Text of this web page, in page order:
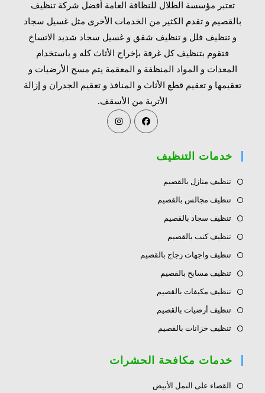
تعتبر مؤسسة الطلال للنظافة العامة أفضل شركة تنظيف
بالقصيم و تقدم الكثير من الخدمات الأخرى مثل غسيل سجاد
و تنظيف فلل و تنظيف شقق و غسيل سجاد شديد الاتساخ
فتقوم بتنظيف كل غرفة بإخراج الأثاث كله و باستخدام
المعدات و المواد المنظفة و المعقمة يتم مسح الأرضيات و
تعقيمها و تعقيم قطع الأثاث و المنافذ و تعقيم الجدران و إزالة
الأتربة من الأسقف.
Opens
Opens
خدمات التنظيف
تنظيف منازل بالقصيم
تنظيف مجالس بالقصيم
تنظيف سجاد بالقصيم
تنظيف كنب بالقصيم
تنظيف واجهات زجاج بالقصيم
تنظيف مسابح بالقصيم
تنظيف مكيفات بالقصيم
تنظيف أرضيات بالقصيم
تنظيف خزانات بالقصيم
خدمات مكافحة الحشرات
القضاء على النمل الأبيض